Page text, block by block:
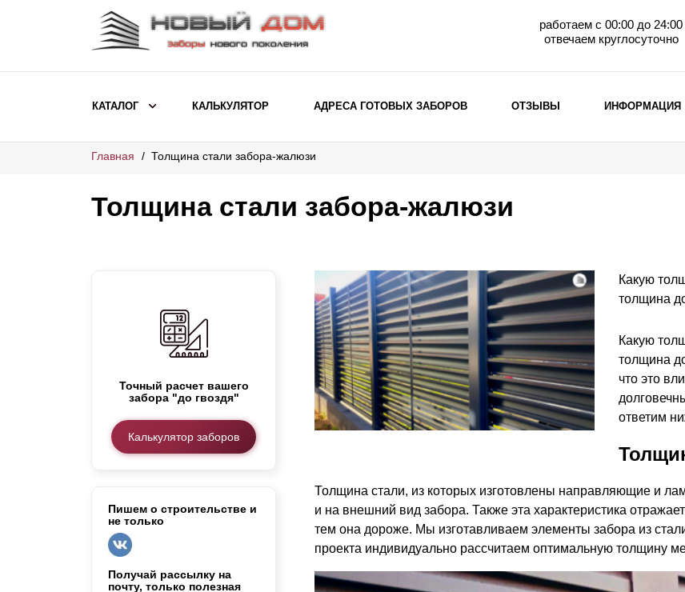
работаем с 00:00 до 24:00
отвечаем круглосуточно
КАТАЛОГ
ВЫБОР ПО МОДЕЛИ
Заборы Хай-тек
Заборы и ограждения для детских
садов
Элитные заборы для коттеджей
Забор на участок 10 соток
Заборы и ограждения для дома
Заборы из евроштакетника
Забор жалюзи с кирпичными столбами
Металлические заборы
Металлические ограждения
ВЫБОР ПО ХАРАКТЕРИСТИКАМ
Горизонтальные заборы
Высокие заборы
Красивые, дизайнерские заборы
Заборы под ключ
Готовые заборы
Комплекты заборов-лего "сделай сам"
Быстровозводимые заборы
КАЛЬКУЛЯТОР АДРЕСА ГОТОВЫХ ЗАБОРОВ ОТЗЫВЫ ИНФОРМАЦИЯ
Главная Толщина стали забора-жалюзи
Толщина стали забора-жалюзи
Точный расчет вашего
забора "до гвоздя"
Калькулятор заборов
Пишем о строительстве и
не только
Получай рассылку на
почту, только полезная
Какую
толщина
Какую
толщина
что это
ответим
Толщина стали, из которых изготовлены направляющие и
и на внешний вид забора. Также эта характеристика
тем она дороже. Мы изготавливаем элементы забора из
проекта индивидуально рассчитаем оптимальную толщину